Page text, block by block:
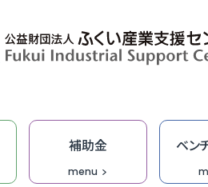
補助金
menu
ベン